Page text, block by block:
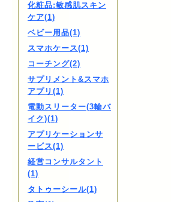
化粧品:敏感肌スキン
ケア(1)
ベビー用品(1)
スマホケース(1)
コーチング(2)
サプリメント&スマホ
アプリ(1)
電動スリーター(3輪バ
イク)(1)
アプリケーションサ
ービス(1)
経営コンサルタント
(1)
タトゥーシール(1)